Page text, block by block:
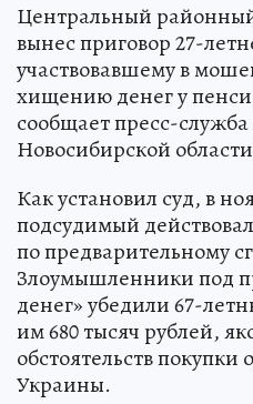
Центральный
вынес приговор 27-
участвовавшему в
хищению денег у
сообщает пресс-
Новосибирской
Как установил суд, в
подсудимый
по предварительному
Злоумышленники под
денег» убедили 67-
им 680 тысяч рублей,
обстоятельств
Украины.